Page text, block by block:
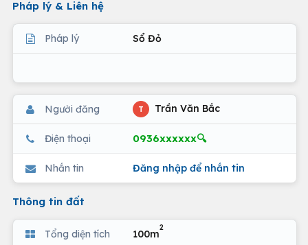
Pháp lý & Liên hệ
Pháp lý Sổ Đỏ
Người đăng T Trần Văn Bắc
Điện thoại 0936xxxxxx🔍
Nhắn tin Đăng nhập để nhắn tin
Thông tin đất
Tổng diện tích 100m
2